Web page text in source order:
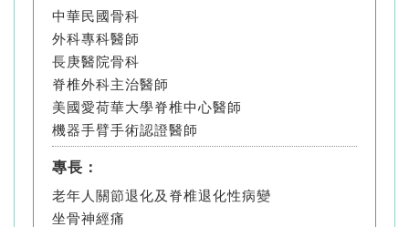
中華民國骨科
外科專科醫師
長庚醫院骨科
脊椎外科主治醫師
美國愛荷華大學脊椎中心醫師
機器手臂手術認證醫師
專長：
老年人關節退化及脊椎退化性病變
坐骨神經痛